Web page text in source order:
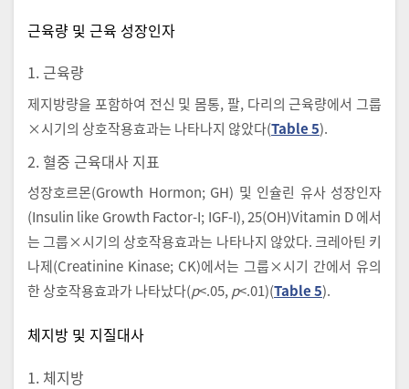
근육량 및 근육 성장인자
1. 근육량
제지방량을 포함하여 전신 및 몸통, 팔, 다리의 근육량에서 그룹
×시기의 상호작용효과는 나타나지 않았다(Table 5).
2. 혈중 근육대사 지표
성장호르몬(Growth Hormon; GH) 및 인슐린 유사 성장인자
(Insulin like Growth Factor-I; IGF-I), 25(OH)Vitamin D 에서
는 그룹×시기의 상호작용효과는 나타나지 않았다. 크레아틴 키
나제(Creatinine Kinase; CK)에서는 그룹×시기 간에서 유의
한 상호작용효과가 나타났다(p<.05, p<.01)(Table 5).
체지방 및 지질대사
1. 체지방